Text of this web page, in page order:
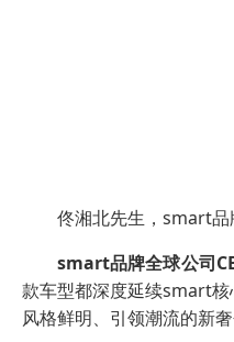
佟湘北先生，smart品
smart品牌全球公司
款车型都深度延续smart
风格鲜明、引领潮流的新